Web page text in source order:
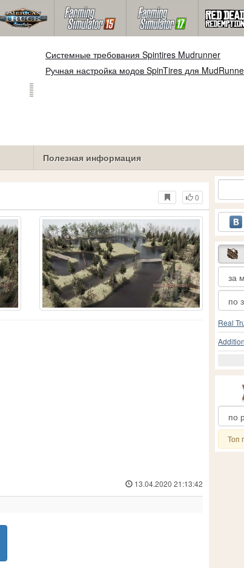
Системные требования Spintires Mudrunner
Ручная настройка модов SpinTires для
Полезная информация
0
13.04.2020 21:13:42
Real
Топ